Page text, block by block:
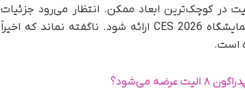
در کوچک‌ترین ابعاد ممکن. انتظار می‌رود جزئیات
کامل‌تر و نمایش زنده این فناوری‌ها در غرفه سامسونگ در نمایشگاه CES 2026 ارائه شود. ناگفته نماند که اخیراً
است.
می‌شود؟